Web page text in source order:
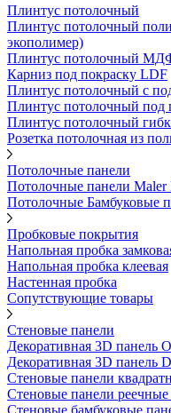
Плинтус потолочный
Плинтус потолочный
экополимер)
Плинтус потолочный
Карниз под покраску LDF
Плинтус потолочный с
Плинтус потолочный под
Плинтус потолочный
Розетка потолочная из
Потолочные панели
Потолочные панели
Потолочные Бамбуковые
Пробковые покрытия
Напольная пробка
Напольная пробка клеевая
Настенная пробка
Сопутствующие товары
Стеновые панели
Декоративная 3D панель
Декоративная 3D панель
Стеновые панели
Стеновые панели
Стеновые бамбуковые